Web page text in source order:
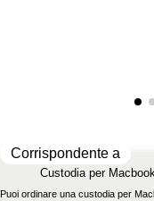
Corrispondente a
Custodia per
Puoi ordinare una custodia per